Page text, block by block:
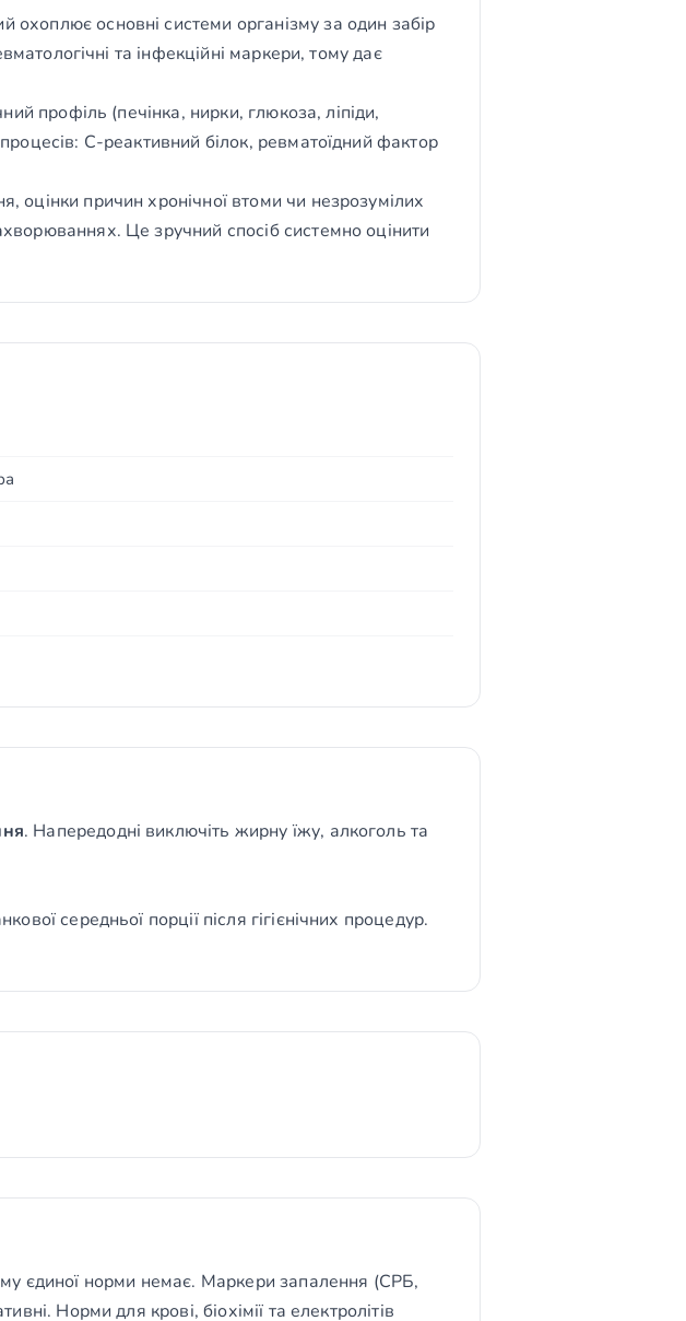
основні системи організму за один забір
та інфекційні маркери, тому дає
профіль (печінка, нирки, глюкоза, ліпіди,
С-реактивний білок, ревматоїдний фактор
оцінки причин хронічної втоми чи незрозумілих
Це зручний спосіб системно оцінити
. Напередодні виключіть жирну їжу, алкоголь та
середньої порції після гігієнічних процедур.
єдиної норми немає. Маркери запалення (СРБ,
Норми для крові, біохімії та електролітів